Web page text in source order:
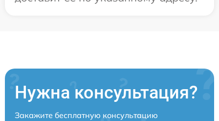
Нужна консультация?
Закажите бесплатную консультацию